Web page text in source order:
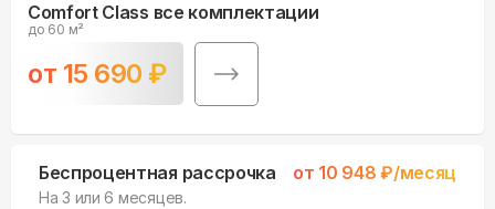
Comfort Class все комплектации
до 60 м²
от 15 690 ₽
Беспроцентная рассрочка от 10 948 ₽/месяц
На 3 или 6 месяцев.